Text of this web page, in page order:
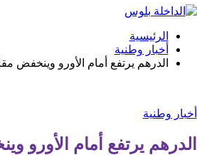
الرئيسية
أخبار وطنية
الدرهم يرتفع أمام الأورو وينخفض
أخبار وطنية
الدرهم يرتفع أمام الأورو